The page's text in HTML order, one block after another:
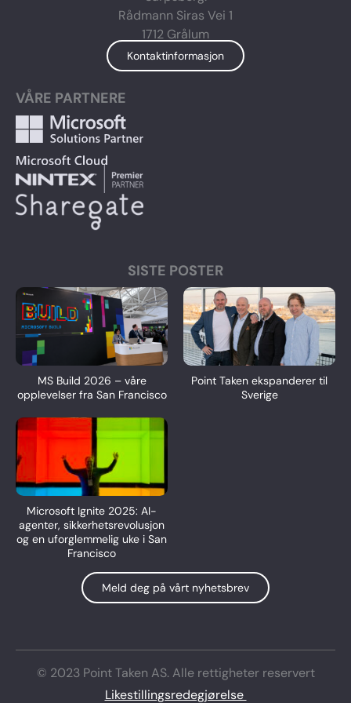
i
-
f
Rådmann Siras Vei 1
1712 Grålum
Kontaktinformasjon
VÅRE PARTNERE
SISTE POSTER
MS Build 2026 – våre
opplevelser fra San Francisco
Point Taken ekspanderer til
Sverige
Microsoft Ignite 2025: AI-
agenter, sikkerhetsrevolusjon
og en uforglemmelig uke i San
Francisco
Meld deg på vårt nyhetsbrev
© 2023 Point Taken AS. Alle rettigheter reservert
Likestillingsredegjørelse